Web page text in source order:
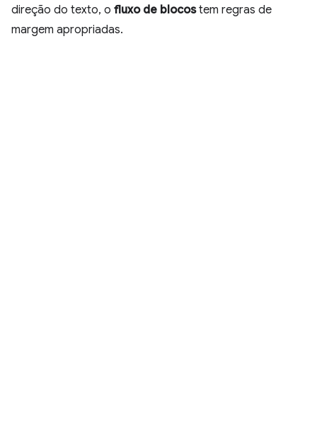
direção do texto, o fluxo de blocostem regras de
margem apropriadas.